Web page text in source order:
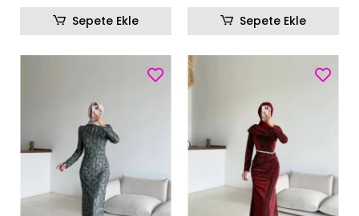
Sepete Ekle Sepete Ekle